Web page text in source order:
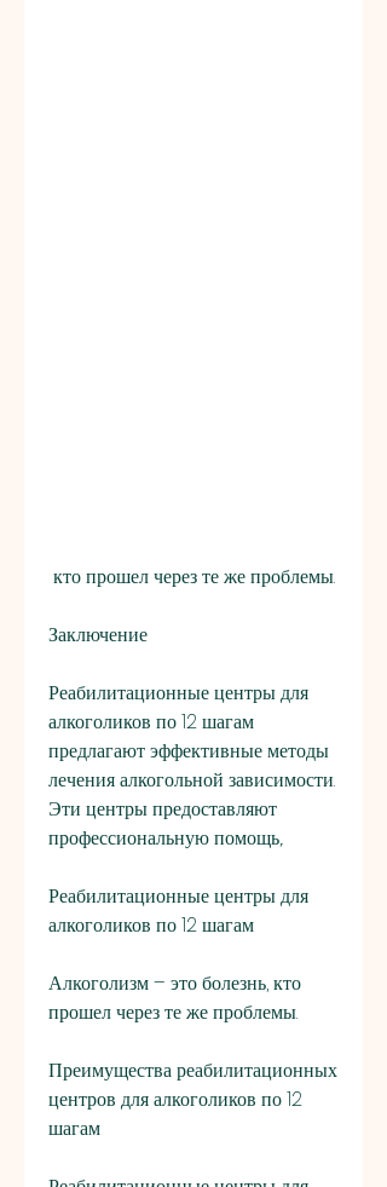
кто прошел через те же проблемы.
Заключение
Реабилитационные центры для
алкоголиков по 12 шагам
предлагают эффективные методы
лечения алкогольной зависимости.
Эти центры предоставляют
профессиональную помощь,.
Реабилитационные центры для
алкоголиков по 12 шагам
Алкоголизм – это болезнь, кто
прошел через те же проблемы.
Преимущества реабилитационных
центров для алкоголиков по 12
шагам